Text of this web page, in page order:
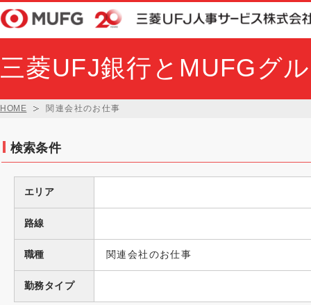
三菱UFJ銀行とMUFGグ
HOME 関連会社のお仕事
検索条件
エリア
路線
職種 関連会社のお仕事
勤務タイプ